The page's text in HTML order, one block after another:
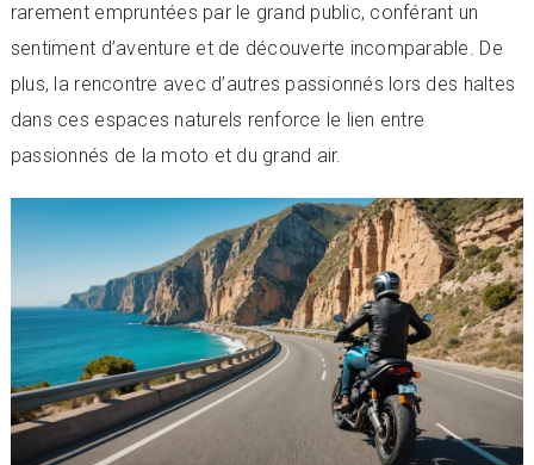
rarement empruntées par le grand public, conférant un
sentiment d’aventure et de découverte incomparable. De
plus, la rencontre avec d’autres passionnés lors des haltes
dans ces espaces naturels renforce le lien entre
passionnés de la moto et du grand air.